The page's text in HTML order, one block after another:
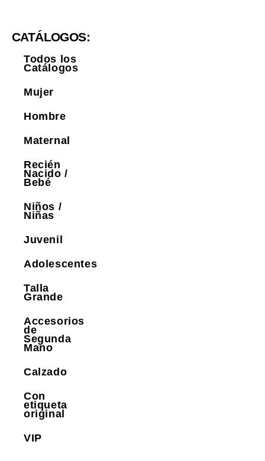
CATÁLOGOS:
Todos los
Catálogos
Mujer
Hombre
Maternal
Recién
Nacido /
Bebé
Niños /
Niñas
Juvenil
Adolescentes
Talla
Grande
Accesorios
de
Segunda
Mano
Calzado
Con
etiqueta
original
VIP